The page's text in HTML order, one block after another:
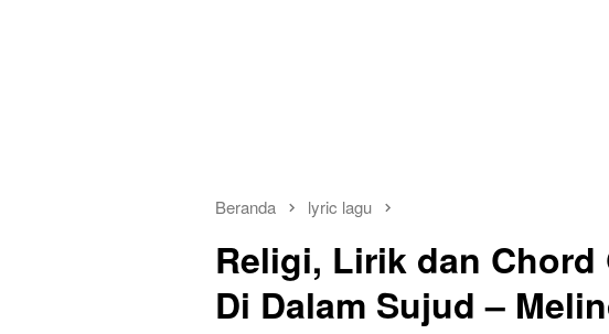
Beranda lyric lagu
Religi, Lirik dan
Di Dalam Sujud –